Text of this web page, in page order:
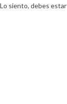
Lo siento, debes estar